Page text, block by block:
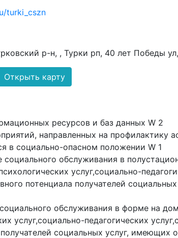
turki_cszn
р-н, , Турки рп, 40 лет Победы
Открыть карту
ресурсов и баз данных W 2
направленных на
в социально-опасном положении W 1
социального обслуживания в
услуг,социально-
потенциала получателей
обслуживания в форме на
услуг,социально-педагогических
социальных услуг,